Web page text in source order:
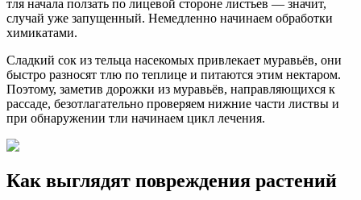
тля начала ползать по лицевой стороне листьев — значит,
случай уже запущенный. Немедленно начинаем обработки
химикатами.
Сладкий сок из тельца насекомых привлекает муравьёв, они
быстро разносят тлю по теплице и питаются этим нектаром.
Поэтому, заметив дорожки из муравьёв, направляющихся к
рассаде, безотлагательно проверяем нижние части листвы и
при обнаружении тли начинаем цикл лечения.
Как выглядят повреждения растений